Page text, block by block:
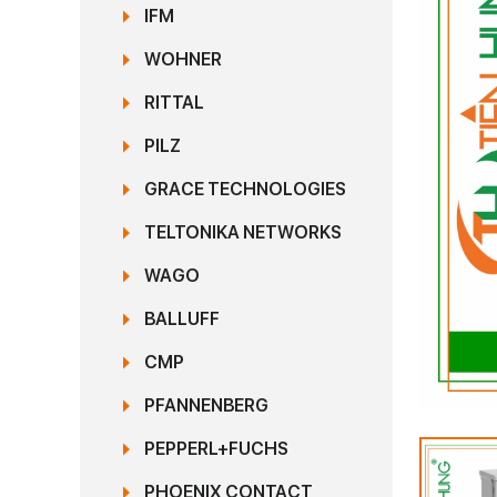
IFM
WOHNER
RITTAL
PILZ
GRACE TECHNOLOGIES
TELTONIKA NETWORKS
WAGO
BALLUFF
CMP
PFANNENBERG
PEPPERL+FUCHS
PHOENIX CONTACT